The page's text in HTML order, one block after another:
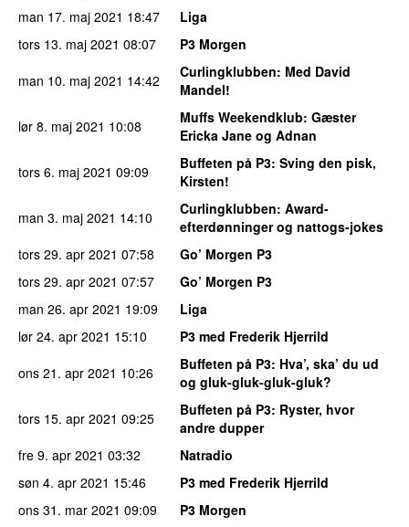
man 17. maj 2021 18:47
Liga
tors 13. maj 2021 08:07
P3 Morgen
man 10. maj 2021 14:42 Curlingklubben: Med David
Mandel!
lør 8. maj 2021 10:08 Muffs Weekendklub: Gæster
Ericka Jane og Adnan
tors 6. maj 2021 09:09 Buffeten på P3: Sving den pisk,
Kirsten!
man 3. maj 2021 14:10 Curlingklubben: Award-
efterdønninger og nattogs-jokes
tors 29. apr 2021 07:58
Go’ Morgen P3
tors 29. apr 2021 07:57
Go’ Morgen P3
man 26. apr 2021 19:09
Liga
lør 24. apr 2021 15:10
P3 med Frederik Hjerrild
ons 21. apr 2021 10:26 Buffeten på P3: Hva’, ska’ du ud
og gluk-gluk-gluk-gluk?
tors 15. apr 2021 09:25 Buffeten på P3: Ryster, hvor
andre dupper
fre 9. apr 2021 03:32
Natradio
søn 4. apr 2021 15:46
P3 med Frederik Hjerrild
ons 31. mar 2021 09:09
P3 Morgen